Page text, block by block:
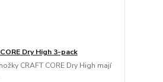
Dry High 3-pack
CRAFT CORE Dry High mají